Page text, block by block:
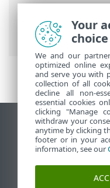
Інтерактивна
Endpoint
Загальний опис
Переглянути
End of Life
База знань ESET
Форум ESET
Your
choice
We and our
optimized online
and serve you with
collection of all
decline all non-
essential cookies
clicking "Manage
withdraw your
anytime by clicking
footer or in your
information, see our